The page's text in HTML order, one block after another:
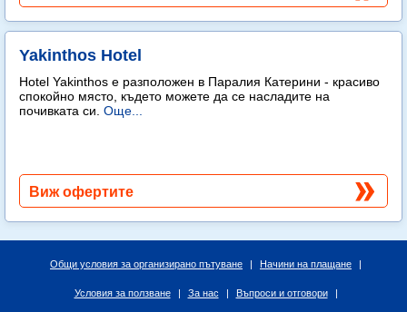
Yakinthos Hotel
Hotel Yakinthos e разположен в Паралия Катерини - красиво
спокойно място, където можете да се насладите на
почивката си. Още...
Виж офертите
Общи условия за организирано пътуване | Начини на плащане |
Условия за ползване | За нас | Въпроси и отговори |